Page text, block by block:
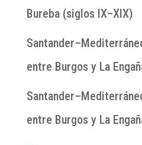
Bureba (siglos IX–XIX)
entre Burgos y La
entre Burgos y La